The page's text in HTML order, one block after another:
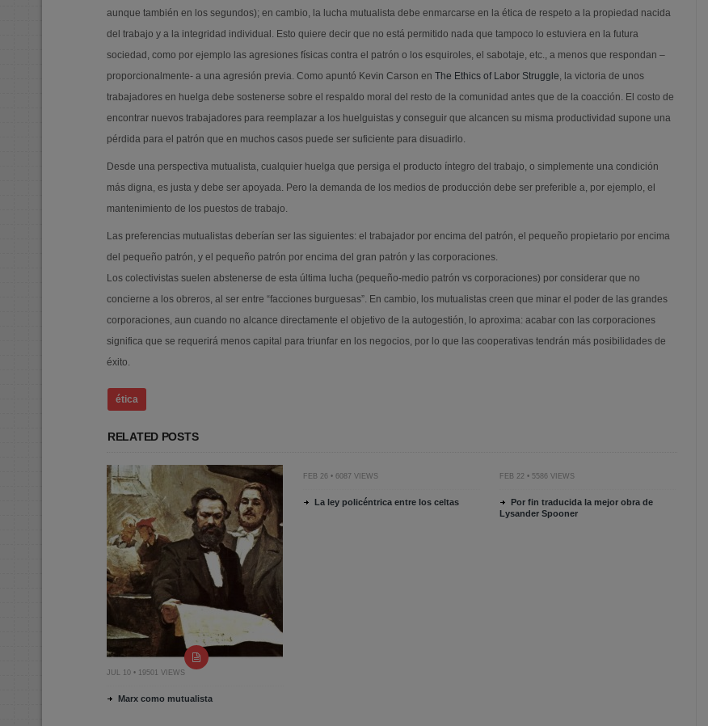
aunque también en los segundos); en cambio, la lucha mutualista debe enmarcarse en la ética de respeto a la propiedad nacida
del trabajo y a la integridad individual. Esto quiere decir que no está permitido nada que tampoco lo estuviera en la futura
sociedad, como por ejemplo las agresiones físicas contra el patrón o los esquiroles, el sabotaje, etc., a menos que respondan –
proporcionalmente- a una agresión previa. Como apuntó Kevin Carson en The Ethics of Labor Struggle, la victoria de unos
trabajadores en huelga debe sostenerse sobre el respaldo moral del resto de la comunidad antes que de la coacción. El costo de
encontrar nuevos trabajadores para reemplazar a los huelguistas y conseguir que alcancen su misma productividad supone una
pérdida para el patrón que en muchos casos puede ser suficiente para disuadirlo.
Desde una perspectiva mutualista, cualquier huelga que persiga el producto íntegro del trabajo, o simplemente una condición
más digna, es justa y debe ser apoyada. Pero la demanda de los medios de producción debe ser preferible a, por ejemplo, el
mantenimiento de los puestos de trabajo.
Las preferencias mutualistas deberían ser las siguientes: el trabajador por encima del patrón, el pequeño propietario por encima
del pequeño patrón, y el pequeño patrón por encima del gran patrón y las corporaciones.
Los colectivistas suelen abstenerse de esta última lucha (pequeño-medio patrón vs corporaciones) por considerar que no
concierne a los obreros, al ser entre “facciones burguesas”. En cambio, los mutualistas creen que minar el poder de las grandes
corporaciones, aun cuando no alcance directamente el objetivo de la autogestión, lo aproxima: acabar con las corporaciones
significa que se requerirá menos capital para triunfar en los negocios, por lo que las cooperativas tendrán más posibilidades de
éxito.
ética
RELATED POSTS
JUL 10 • 19501 VIEWS
Marx como mutualista
FEB 26 • 6087 VIEWS
La ley policéntrica entre los celtas
FEB 22 • 5586 VIEWS
Por fin traducida la mejor obra de
Lysander Spooner